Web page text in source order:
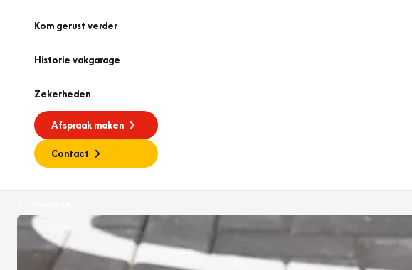
Kom gerust verder
Historie vakgarage
Zekerheden
Afspraak maken
Contact